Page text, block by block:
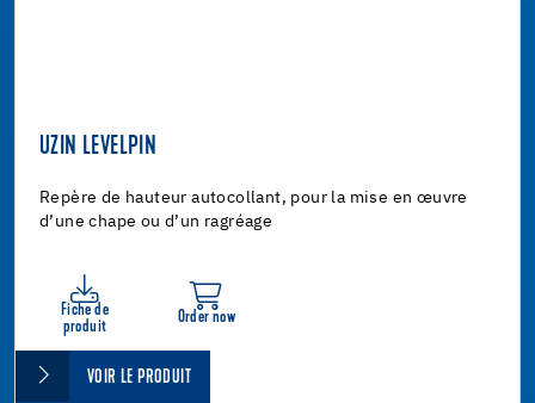
UZIN LEVELPIN
Repère de hauteur autocollant, pour la mise en œuvre
d’une chape ou d’un ragréage
Fiche de
produit
Order now
VOIR LE PRODUIT